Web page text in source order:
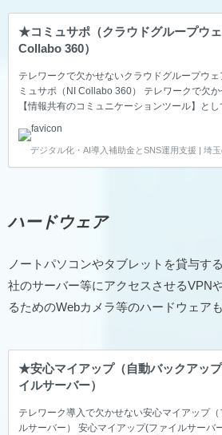
★コミュサポ（クラウドグループウ
Collabo 360）
テレワークで欠かせないクラウドグループウェ
ミュサポ（NI Collabo 360） テレワークで欠
【情報共有のコミュニケーションツール】とし
ブレット、スマートフォンでいつでも、どこで
んな端末からでも同じ画面にアクセスし、社内
会話もできるから、報連相がしっかりとれるコ
所を「社内」「社外」を問わず、同じ情報をど
でもアクセスできることから、経営や業務を可
デジタル化・AI導入補助金とSNS運用支援 | 埼
ハードウェア
ノートパソコンやタブレットを貸与す
社のサーバー等にアクセスさせるVPN
るためのWebカメラ等のハードウェア
★安心マイアップ（自動バックアッ
イルサーバー）
テレワーク導入で欠かせない安心マイアップ（
ルサーバー） 安心マイアップ(ファイルサーバ